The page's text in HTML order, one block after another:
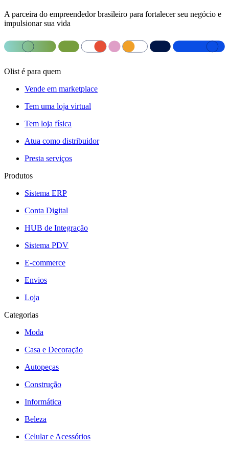
A parceira do empreendedor brasileiro para fortalecer seu negócio e
impulsionar sua vida
Olist é para quem
Vende em marketplace
Tem uma loja virtual
Tem loja física
Atua como distribuidor
Presta serviços
Produtos
Sistema ERP
Conta Digital
HUB de Integração
Sistema PDV
E-commerce
Envios
Loja
Categorias
Moda
Casa e Decoração
Autopeças
Construção
Informática
Beleza
Celular e Acessórios